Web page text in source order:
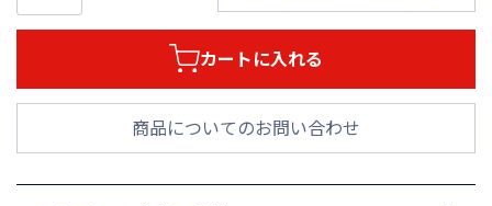
カートに入れる
商品についてのお問い合わせ